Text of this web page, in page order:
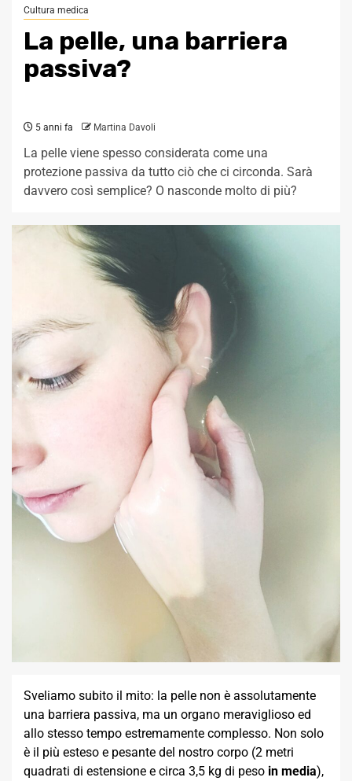
Cultura medica
La pelle, una barriera
passiva?
5 anni fa Martina Davoli
La pelle viene spesso considerata come una
protezione passiva da tutto ciò che ci circonda. Sarà
davvero così semplice? O nasconde molto di più?
Sveliamo subito il mito: la pelle non è assolutamente
una barriera passiva, ma un organo meraviglioso ed
allo stesso tempo estremamente complesso. Non solo
è il più esteso e pesante del nostro corpo (2 metri
quadrati di estensione e circa 3,5 kg di peso in media),